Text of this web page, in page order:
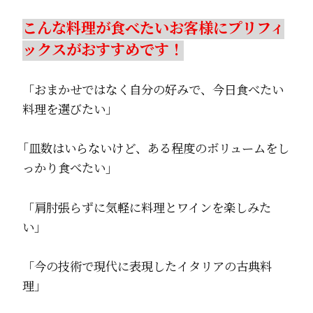
こんな料理が食べたいお客様にプリフィ
ックスがおすすめです！
「おまかせではなく自分の好みで、今日食べたい
料理を選びたい」
｢皿数はいらないけど、ある程度のボリュームをし
っかり食べたい｣
「肩肘張らずに気軽に料理とワインを楽しみた
い」
「今の技術で現代に表現したイタリアの古典料
理」